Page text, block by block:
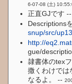
6-07-08 (土)
正直GJです
Descriptions
snup/src/
http://
gue/
隷書体のtex
撒くわけでは
なるよ。 --